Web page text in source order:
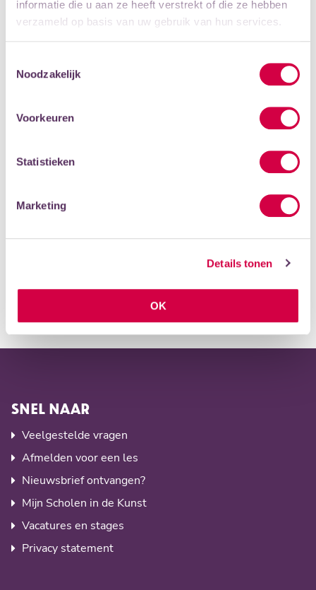
informatie die u aan ze heeft verstrekt of die ze hebben
verzameld op basis van uw gebruik van hun services.
Noodzakelijk
Voorkeuren
Statistieken
Marketing
Details tonen
OK
Bekijk het programma van zondag 15 februari
handig!
Locatie
De Lichtkring, Laan naar Emiclaer
vrije in- en uitloop
SNEL NAAR
Veelgestelde vragen
Afmelden voor een les
Nieuwsbrief ontvangen?
Mijn Scholen in de Kunst
Vacatures en stages
Privacy statement